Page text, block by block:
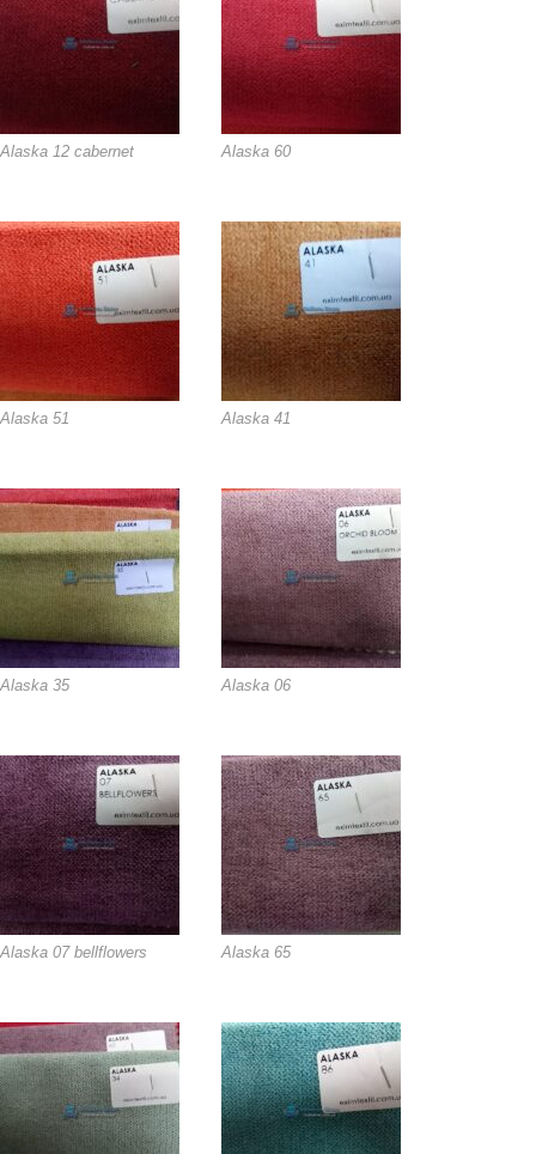
Alaska 12 cabernet Alaska 60
Alaska 51 Alaska 41
Alaska 35 Alaska 06
Alaska 07 bellflowers Alaska 65